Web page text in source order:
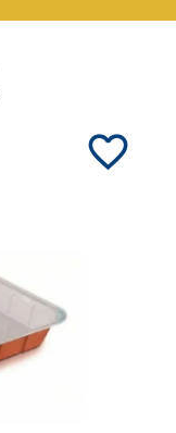
favorite_border